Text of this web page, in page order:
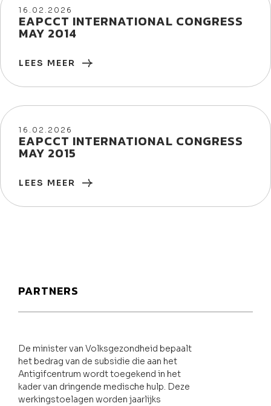
16/02/2026
16.02.2026
EAPCCT INTERNATIONAL CONGRESS
MAY 2014
LEES MEER
16/02/2026
16.02.2026
EAPCCT INTERNATIONAL CONGRESS
MAY 2015
LEES MEER
PARTNERS
De minister van Volksgezondheid bepaalt
het bedrag van de subsidie die aan het
Antigifcentrum wordt toegekend in het
kader van dringende medische hulp. Deze
werkingstoelagen worden jaarlijks